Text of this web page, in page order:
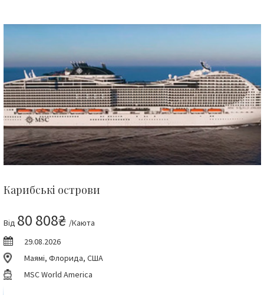
Карибські острови
Від 80 808₴ /Каюта
29.08.2026
Маямі, Флорида, США
MSC World America